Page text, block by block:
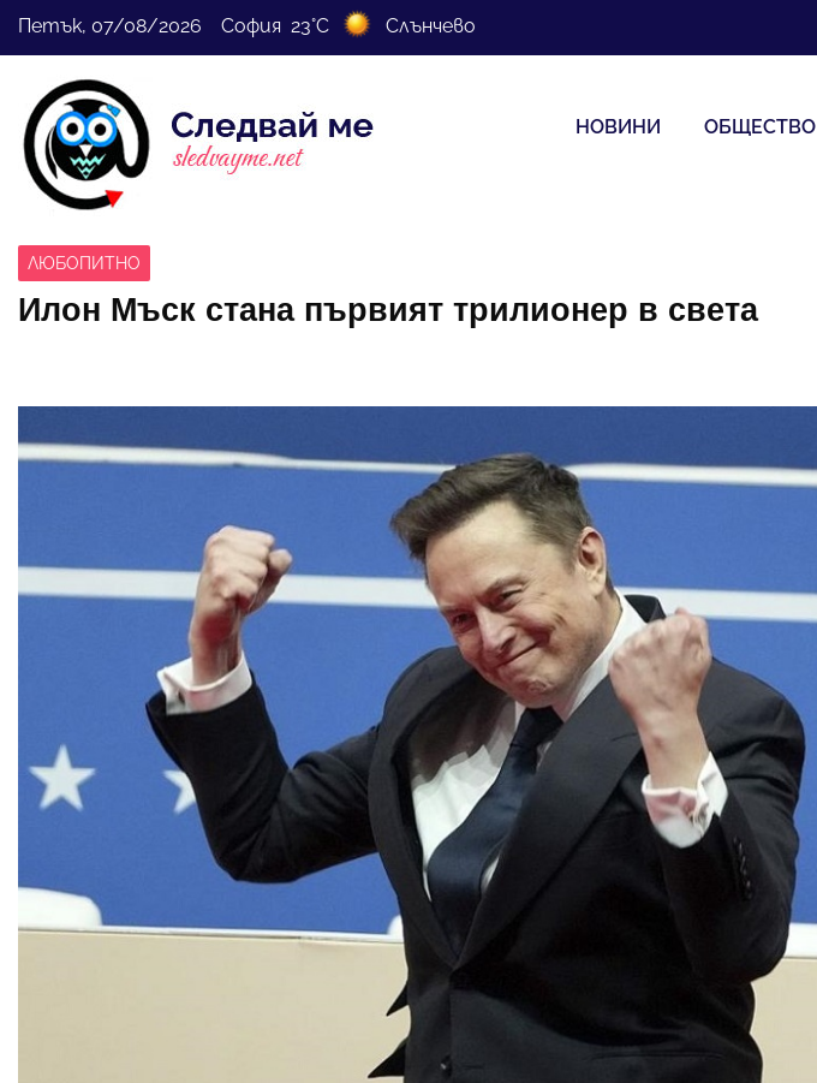
Петък, 07/08/2026 София 23°C Слънчево
НОВИНИ ОБЩЕСТВО
ЛЮБОПИТНО
Илон Мъск стана първият трилионер в света